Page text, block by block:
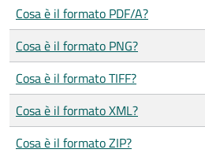
Cosa è il formato PDF/A?
Cosa è il formato PNG?
Cosa è il formato TIFF?
Cosa è il formato XML?
Cosa è il formato ZIP?